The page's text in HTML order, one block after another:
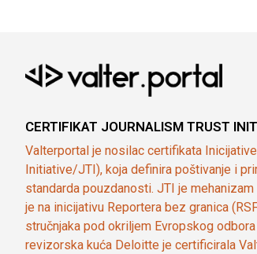
CERTIFIKAT JOURNALISM TRUST
Valterportal je nosilac certifikata
Initiative/JTI), koja definira poštivanje i
standarda pouzdanosti. JTI je
je na inicijativu Reportera bez granica
stručnjaka pod okriljem Evropskog
revizorska kuća Deloitte je certificirala